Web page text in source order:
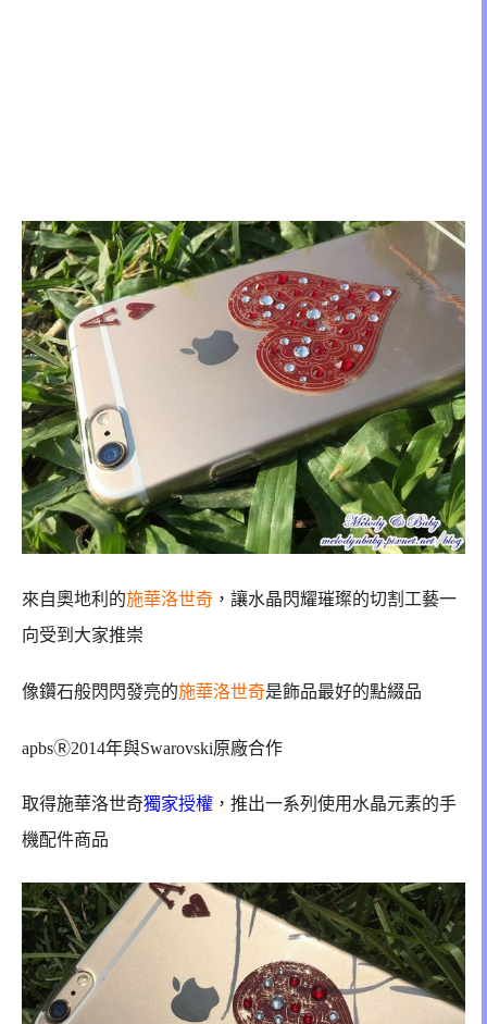
來自奧地利的施華洛世奇 ， 讓水晶閃耀璀璨的切割工藝一
向受到大家推崇
像鑽石般閃閃發亮的施華洛世奇是飾品最好的點綴品
apbsⓇ2014年與Swarovski原廠合作
取得施華洛世奇獨家授權 ，推出一系列使用水晶元素的手
機配件商品